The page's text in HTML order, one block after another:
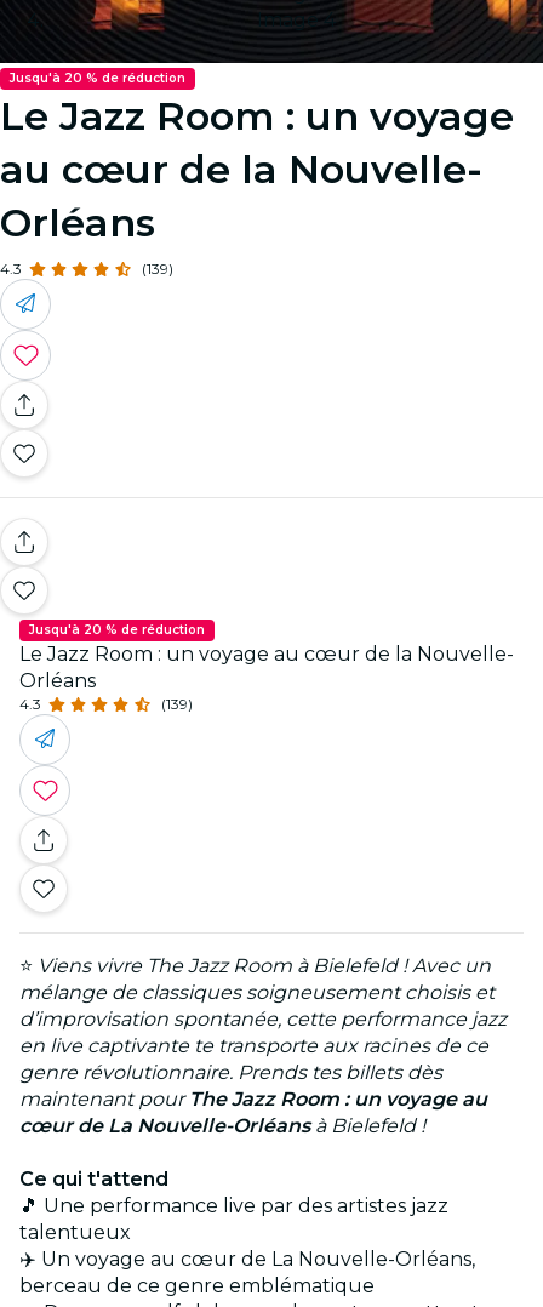
Image 4
Jusqu'à 20 % de réduction
Le Jazz Room : un voyage
au cœur de la Nouvelle-
Orléans
4.3 (139)
Jusqu'à 20 % de réduction
Le Jazz Room : un voyage au cœur de la Nouvelle-
Orléans
4.3 (139)
⭐ Viens vivre The Jazz Room à Bielefeld ! Avec un
mélange de classiques soigneusement choisis et
d’improvisation spontanée, cette performance jazz
en live captivante te transporte aux racines de ce
genre révolutionnaire. Prends tes billets dès
maintenant pour The Jazz Room : un voyage au
cœur de La Nouvelle-Orléansà Bielefeld !
Ce qui t'attend
🎵 Une performance live par des artistes jazz
talentueux
✈️ Un voyage au cœur de La Nouvelle-Orléans,
berceau de ce genre emblématique